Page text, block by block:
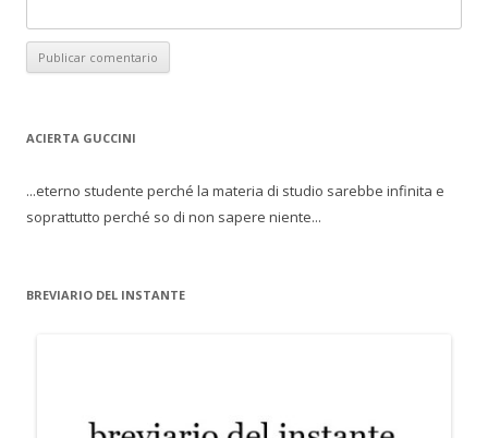
ACIERTA GUCCINI
...eterno studente perché la materia di studio sarebbe infinita e
soprattutto perché so di non sapere niente...
BREVIARIO DEL INSTANTE